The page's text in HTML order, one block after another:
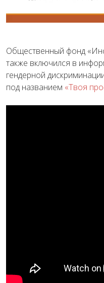
Общественный фонд
также включился в
гендерной
под названием «Твоя